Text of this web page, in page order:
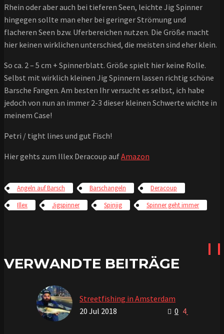
Rhein oder aber auch bei tieferen Seen, leichte Jig Spinner
hingegen sollte man eher bei geringer Strömung und
flacheren Seen bzw. Uferbereichen nutzen. Die Größe macht
hier keinen wirklichen unterschied, die meisten sind eher klein.
So ca. 2 – 5 cm + Spinnerblatt. Größe spielt hier keine Rolle.
Selbst mit wirklich kleinen Jig Spinnern lassen richtig schöne
Barsche Fangen. Am besten Ihr versucht es selbst, ich habe
jedoch von nun an immer 2-3 dieser kleinen Schwerte wichte in
meinem Case!
Petri / tight lines und gut Fisch!
Hier gehts zum Illex Deracoup aufAmazon
Angeln auf Barsch Barschangeln
Deracoup
Illex
Jigspinner Spinjig Spinner geht immer
VERWANDTE BEITRÄGE
Streetfishing in Amsterdam
0 4
20 Jul 2018